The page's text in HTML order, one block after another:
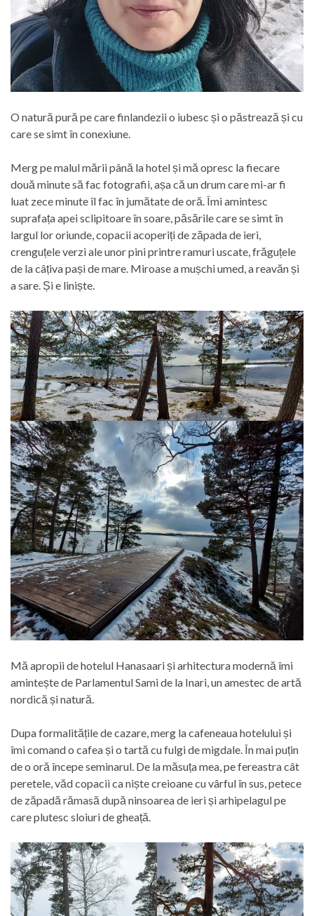
O natură pură pe care finlandezii o iubesc și o păstrează și cu
care se simt în conexiune.
Merg pe malul mării până la hotel și mă opresc la fiecare
două minute să fac fotografii, așa că un drum care mi-ar fi
luat zece minute îl fac în jumătate de oră. Îmi amintesc
suprafața apei sclipitoare în soare, păsările care se simt în
largul lor oriunde, copacii acoperiți de zăpada de ieri,
crenguțele verzi ale unor pini printre ramuri uscate, frăguțele
de la câțiva pași de mare. Miroase a mușchi umed, a reavăn și
a sare. Și e liniște.
Mă apropii de hotelul Hanasaari și arhitectura modernă îmi
amintește de Parlamentul Sami de la Inari, un amestec de artă
nordică și natură.
Dupa formalitățile de cazare, merg la cafeneaua hotelului și
îmi comand o cafea și o tartă cu fulgi de migdale. În mai puțin
de o oră începe seminarul. De la măsuța mea, pe fereastra cât
peretele, văd copacii ca niște creioane cu vârful în sus, petece
de zăpadă rămasă după ninsoarea de ieri și arhipelagul pe
care plutesc sloiuri de gheață.